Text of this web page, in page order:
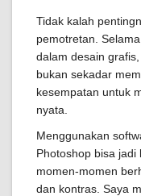
Tidak kalah
pemotretan.
dalam desain
bukan sekadar
kesempatan untuk
nyata.
Menggunakan
Photoshop bisa
momen-momen
dan kontras. Saya